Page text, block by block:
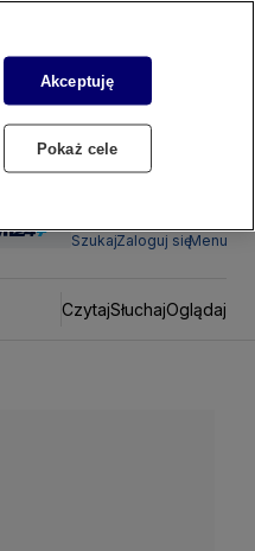
SzukajZaloguj sięMenu
CzytajSłuchajOglądaj
Akceptuję
Pokaż cele